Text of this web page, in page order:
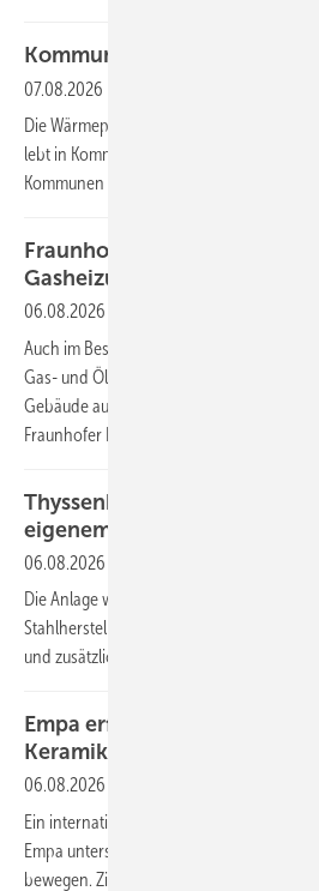
Kommunen schließen
07.08.2026
Die Wärmeplanung kommt voran: Mehr
lebt in Kommunen mit abgeschlossenem
Kommunen arbeiten daran.
Fraunhofer ISE:
Gasheizungen in
06.08.2026
Auch im Bestand können Wärmepumpen
Gas- und Ölheizungen ersetzen – wenn
Gebäude ausgelegt wird. Das zeigt ein
Fraunhofer ISE mit zwanzig Partnern aus
Thyssenkrupp kauft
eigenem Werksgelände
06.08.2026
Die Anlage wird über einen Onsite-PPA
Stahlhersteller den Ökostrom nutzen,
und zusätzlich Netzkosten einsparen.
Empa erforscht
Keramikmembranen
06.08.2026
Ein internationales Forschungsteam unter
Empa untersucht, wie sich Protonen in
bewegen. Ziel ist es, effizientere